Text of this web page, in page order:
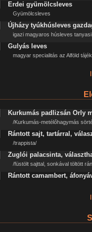
Erdei gyümölcsleves
Gyümölcsleves
Újházy tyúkhúsleves
igazi magyaros húsleves
Gulyás leves
magyar specialitás az Alföld
Kurkumás padlizsán Orly
/Kurkumás-metélőhagymás
Rántott sajt, tartárral,
/trappista/
Zuglói palacsinta,
/füstölt sajttal, sonkával töltött
Rántott camambert,